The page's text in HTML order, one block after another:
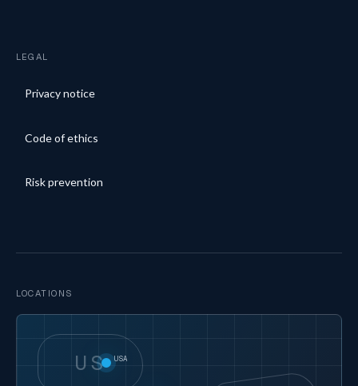
LEGAL
Privacy notice
Code of ethics
Risk prevention
LOCATIONS
US USA